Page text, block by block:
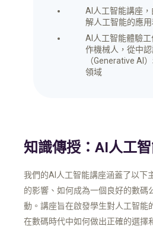
AI人工智能講座
解人工智能的應
AI人工智能體驗
作機械人，從中
（Generative AI
領域
知識傳授：AI人工
我們的AI人工智能講座涵蓋了以下
的影響、如何成為一個良好的數碼
動。講座旨在啟發學生對人工智能
在數碼時代中如何做出正確的選擇